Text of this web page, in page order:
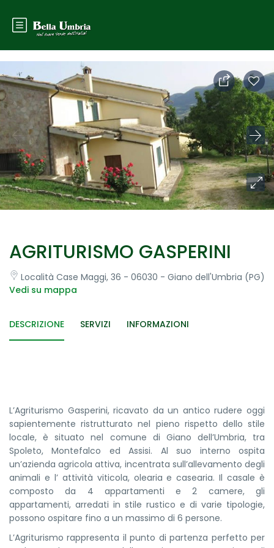
AGRITURISMO GASPERINI
Località Case Maggi, 36 - 06030 - Giano dell'Umbria (PG)
Vedi su mappa
DESCRIZIONE SERVIZI INFORMAZIONI
L’Agriturismo Gasperini, ricavato da un antico rudere oggi
sapientemente ristrutturato nel pieno rispetto dello stile
locale, è situato nel comune di Giano dell’Umbria, tra
Spoleto, Montefalco ed Assisi. Al suo interno ospita
un’azienda agricola attiva, incentrata sull’allevamento degli
animali e l’ attività viticola, olearia e casearia. Il casale è
composto da 4 appartamenti e 2 camere, gli
appartamenti, arredati in stile rustico e di varie tipologie,
possono ospitare fino a un massimo di 6 persone.
L’Agriturismo rappresenta il punto di partenza perfetto per